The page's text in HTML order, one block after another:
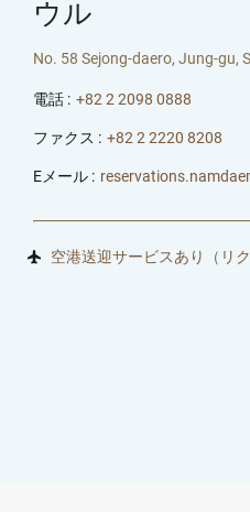
ウル
No. 58 Sejong-daero, Jung-gu,
電話 : +82 2 2098 0888
ファクス : +82 2 2220 8208
Eメール :
空港送迎サービスあり（リ